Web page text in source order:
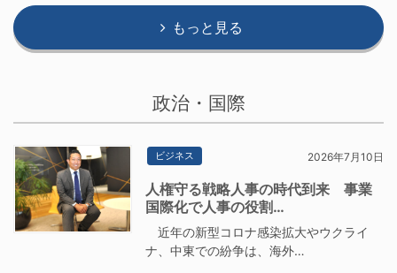
もっと見る
政治・国際
ビジネス 2026年7月10日
人権守る戦略人事の時代到来 事業
国際化で人事の役割…
近年の新型コロナ感染拡大やウクライ
ナ、中東での紛争は、海外…